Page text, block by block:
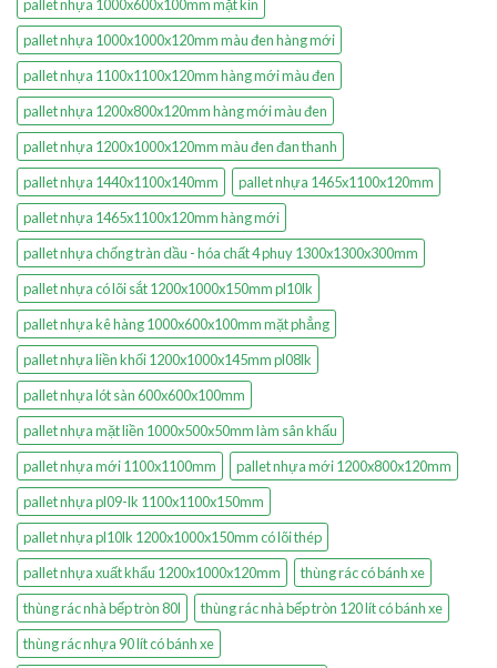
pallet nhựa 1000x600x100mm mặt kín
pallet nhựa 1000x1000x120mm màu đen hàng mới
pallet nhựa 1100x1100x120mm hàng mới màu đen
pallet nhựa 1200x800x120mm hàng mới màu đen
pallet nhựa 1200x1000x120mm màu đen đan thanh
pallet nhựa 1440x1100x140mm
pallet nhựa 1465x1100x120mm
pallet nhựa 1465x1100x120mm hàng mới
pallet nhựa chống tràn dầu - hóa chất 4 phuy 1300x1300x300mm
pallet nhựa có lõi sắt 1200x1000x150mm pl10lk
pallet nhựa kê hàng 1000x600x100mm mặt phẳng
pallet nhựa liền khối 1200x1000x145mm pl08lk
pallet nhựa lót sàn 600x600x100mm
pallet nhựa mặt liền 1000x500x50mm làm sân khấu
pallet nhựa mới 1100x1100mm
pallet nhựa mới 1200x800x120mm
pallet nhựa pl09-lk 1100x1100x150mm
pallet nhựa pl10lk 1200x1000x150mm có lõi thép
pallet nhựa xuất khẩu 1200x1000x120mm
thùng rác có bánh xe
thùng rác nhà bếp tròn 80l
thùng rác nhà bếp tròn 120 lít có bánh xe
thùng rác nhựa 90 lít có bánh xe